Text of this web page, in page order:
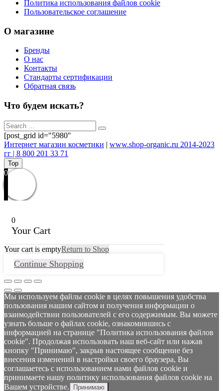
Политика использования файлов cookie
Пользовательское соглашение
О магазине
Бренды
О нас
Контакты
Стандарты сертификации
Обратная связь
Что будем искать?
[post_grid id="5980"
Интернет магазин косметики | www.shop-organic.ru 2014-2023
гг | 8 800 201 33 71
Top
0
0
Your Cart
Your cart is emptyReturn to Shop
Continue Shopping
Мы используем файлы cookie в целях повышения удобства
пользования нашим сайтом и получения информации о
взаимодействии пользователей с его содержимым. Вы можете
узнать больше о файлах cookie, ознакомившись с
информацией на странице "Политика использования файлов
cookie". Продолжая использовать наш веб-сайт или нажав
кнопку "Принимаю", закрыв настоящее сообщение без
внесения изменений в настройки своего браузера, Вы
соглашаетесь с использованием нами файлов cookie и
принимаете нашу политику использования файлов cookie на
Вашем устройстве.
Принимаю